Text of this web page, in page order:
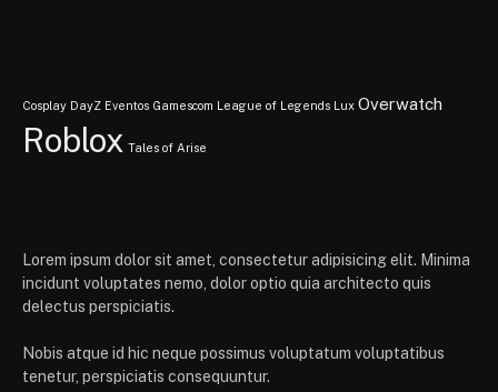
Cosplay DayZ Eventos Gamescom League of Legends Lux Overwatch
Roblox Tales of Arise
Lorem ipsum dolor sit amet, consectetur adipisicing elit. Minima
incidunt voluptates nemo, dolor optio quia architecto quis
delectus perspiciatis.
Nobis atque id hic neque possimus voluptatum voluptatibus
tenetur, perspiciatis consequuntur.